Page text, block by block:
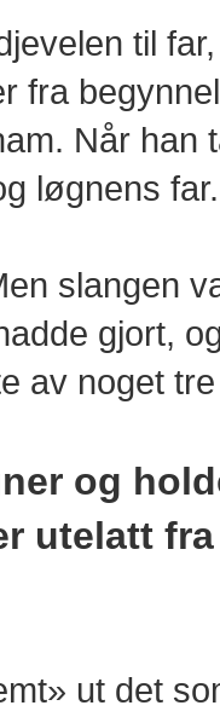
til
fra
Når han
løgnens far.
slangen
gjort,
av noget
og
utelatt
ut det